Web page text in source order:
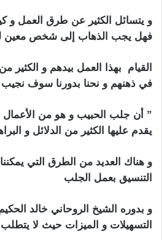
و يتسائل الكثير عن طرق العمل و
فهل يجب الذهاب إلى شخص معين
القيام بهذا العمل بيدهم و الكثير
في ذهنهم و نحنا بدورنا سوف
” أن جلب الحبيب و هو من الأعمال
يقدم عليها الكثير من الدلائل و
و هناك العديد من الطرق التي
التنسيق بعمل الجلب
و بدوره الشيخ الروحاني خالد
التسهيلات و الميزات حيث لا